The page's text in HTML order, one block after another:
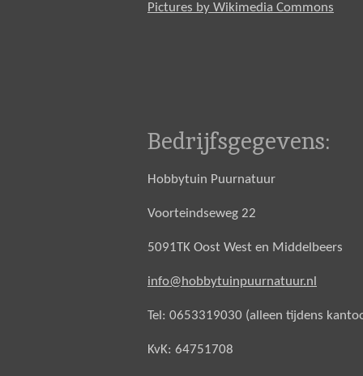
Pictures by Wikimedia Commons
Bedrijfsgegevens:
Hobbytuin Puurnatuur
Voorteindseweg 22
5091TK Oost West en Middelbeers
info@hobbytuinpuurnatuur.nl
Tel: 0653319030 (alleen tijdens
KvK: 64751708